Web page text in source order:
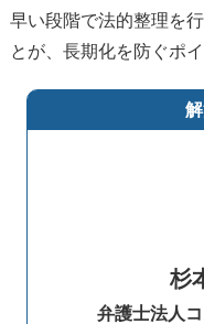
早い段階で法的整理を
とが、長期化を防ぐポイ
杉
弁護士法人